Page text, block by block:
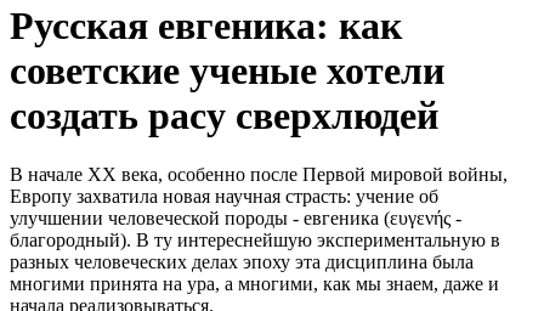
Русская евгеника: как
советские ученые хотели
создать расу сверхлюдей
В начале XX века, особенно после Первой мировой войны,
Европу захватила новая научная страсть: учение об
улучшении человеческой породы - евгеника (ευγενής -
благородный). В ту интереснейшую экспериментальную в
разных человеческих делах эпоху эта дисциплина была
многими принята на ура, а многими, как мы знаем, даже и
начала реализовываться.